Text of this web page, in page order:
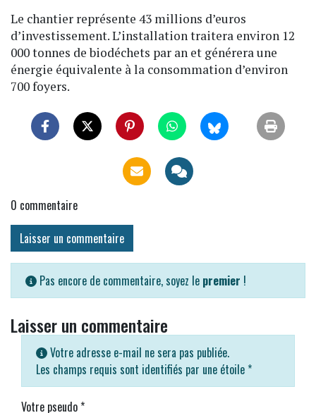
Le chantier représente 43 millions d’euros
d’investissement. L’installation traitera environ 12
000 tonnes de biodéchets par an et générera une
énergie équivalente à la consommation d’environ
700 foyers.
0 commentaire
Laisser un commentaire
Pas encore de commentaire, soyez le premier !
Laisser un commentaire
Votre adresse e-mail ne sera pas publiée.
Les champs requis sont identifiés par une étoile *
Votre pseudo*